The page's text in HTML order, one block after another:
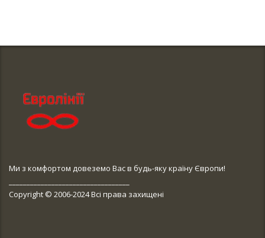
Ми з комфортом довеземо Вас в будь-яку країну Європи!
Copyright © 2006-2024 Всі права захищені